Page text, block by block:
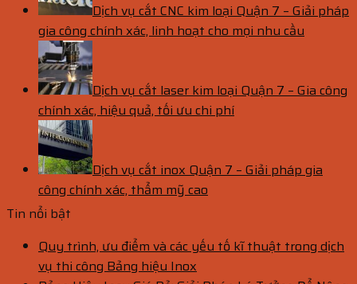
Dịch vụ cắt CNC kim loại Quận 7 – Giải pháp
gia công chính xác, linh hoạt cho mọi nhu cầu
Dịch vụ cắt laser kim loại Quận 7 – Gia công
chính xác, hiệu quả, tối ưu chi phí
Dịch vụ cắt inox Quận 7 – Giải pháp gia
công chính xác, thẩm mỹ cao
Tin nổi bật
Quy trình, ưu điểm và các yếu tố kĩ thuật trong dịch
vụ thi công Bảng hiệu Inox